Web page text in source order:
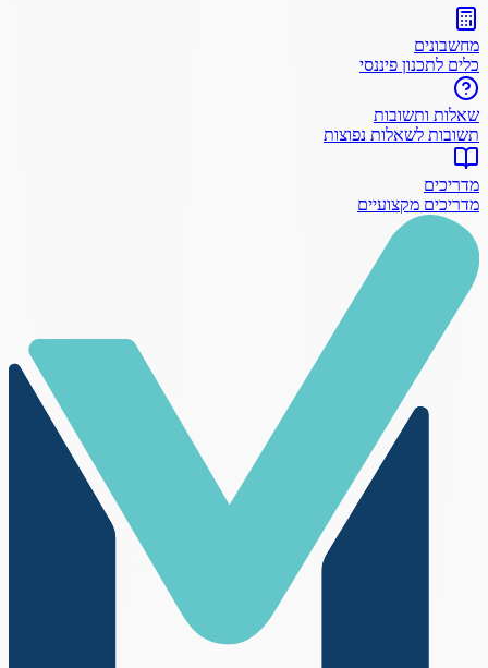
מחשבונים
כלים לתכנון פיננסי
שאלות ותשובות
תשובות לשאלות נפוצות
מדריכים
מדריכים מקצועיים